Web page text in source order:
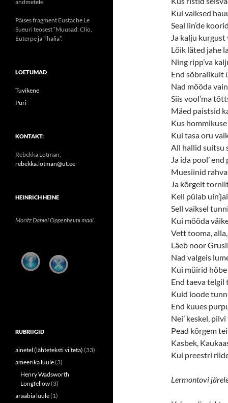
Kui vaiksed
Seal lin’de
Ja kalju kurgust
Lõik läted jahe
Ning ripp’va
End sõbralikult
Nad mööda
Siis vool’ma
Mäed paistsid
Kus
Kui tasa oru
All hallid suitsu
Ja ida pool’
Muesiinid
Ja kõrgelt
Kell püiab
Sell vaiksel
Kui mööda
Vett tooma,
Läeb noor
Nad valgeis
Kui müirid
End taeva telgil
Kuid loode
End kuues
Nei’ keskel,
Pead kõrgem
Kasbek,
Kui preestri
Lermontovi
andmetele.
Päises fragment Eustache Le
Sueuri teosest “Muusad: Clio,
Euterpe ja Thalia”.
LOETUMAD
Tuvikene
Puri
KONTAKT:
Rebekka Lotman,
rebekka.lotman@ut.ee
HEINRICH HEINE
Moritz Daniel Oppenheimi maal.
RUBRIIGID
ainetel (lähteteksti viiteta) (33)
ameerika luule(3)
Henry Wadsworth
Longfellow(3)
araabia luule(1)